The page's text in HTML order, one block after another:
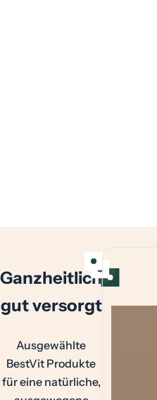
Ganzheitlich
gut versorgt
Ausgewählte
BestVit Produkte
für eine natürliche,